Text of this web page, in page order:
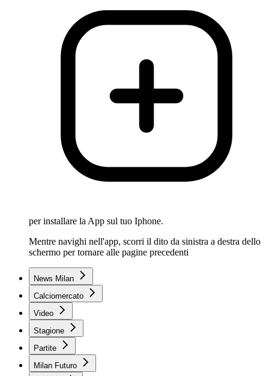
per installare la App sul tuo Iphone.
Mentre navighi nell'app, scorri il dito da sinistra a destra dello
schermo per tornare alle pagine precedenti
News Milan
Calciomercato
Video
Stagione
Partite
Milan Futuro